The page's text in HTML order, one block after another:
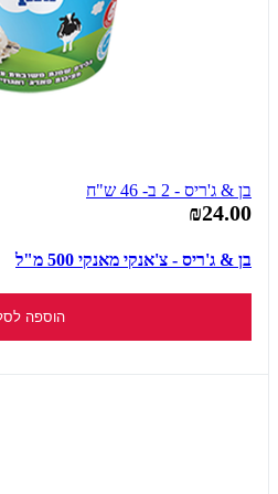
בן & ג'ריס - 2 ב- 46 ש"ח
₪24.00
בן & ג'ריס - צ'אנקי מאנקי 500 מ"ל
הוספה